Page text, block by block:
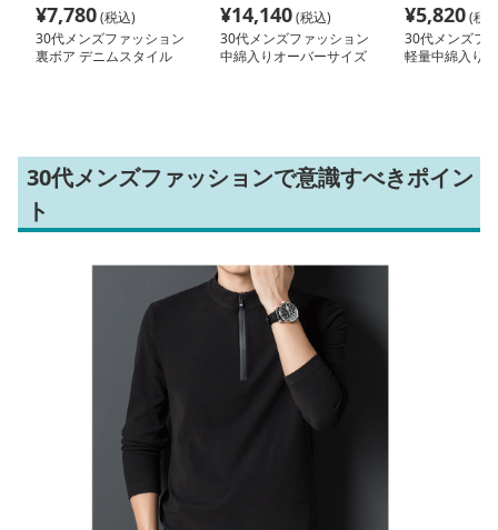
¥7,780(税込)
30代メンズファッション
裏ボア デニムスタイル
¥14,140(税込)
30代メンズファッション
中綿入りオーバーサイズ
¥5,820(税
30代メンズフ
軽量中綿入り
30代メンズファッションで意識すべきポイン
ト